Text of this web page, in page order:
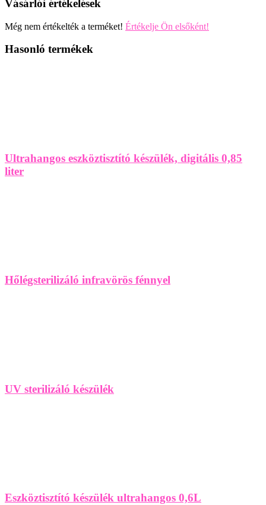
Vásárlói értékelések
Még nem értékelték a terméket! Értékelje Ön elsőként!
Hasonló termékek
Ultrahangos eszköztisztító készülék, digitális 0,85
liter
Hőlégsterilizáló infravörös fénnyel
UV sterilizáló készülék
Eszköztisztító készülék ultrahangos 0,6L